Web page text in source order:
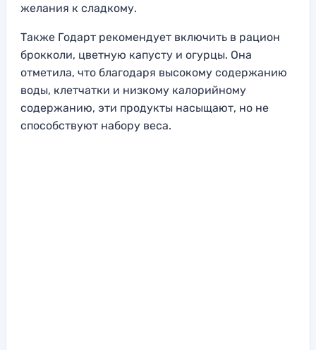
желания к сладкому.
Также Годарт рекомендует включить в рацион
брокколи, цветную капусту и огурцы. Она
отметила, что благодаря высокому содержанию
воды, клетчатки и низкому калорийному
содержанию, эти продукты насыщают, но не
способствуют набору веса.